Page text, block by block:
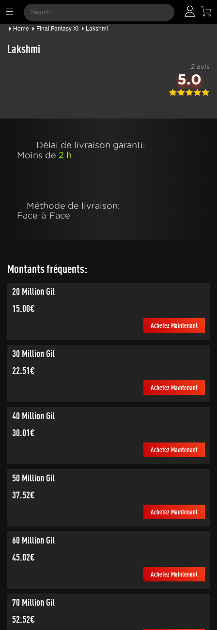
Home Final Fantasy XI Lakshmi
Lakshmi
2 avis
5.0
Délai de livraison garanti:
Moins de 2 h
Méthode de livraison:
Face-à-Face
Montants fréquents:
20 Million Gil
15.00€
Achetez Maintenant
30 Million Gil
22.51€
Achetez Maintenant
40 Million Gil
30.01€
Achetez Maintenant
50 Million Gil
37.52€
Achetez Maintenant
60 Million Gil
45.02€
Achetez Maintenant
70 Million Gil
52.52€